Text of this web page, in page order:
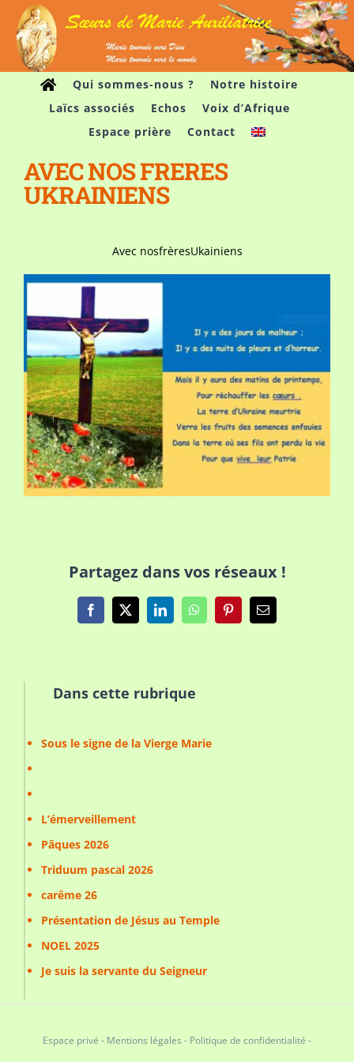
Passer
contenu
Qui sommes-nous ?
Notre histoire
Laïcs associés
Echos
Voix d’Afrique
Espace prière
Contact
AVEC NOS FRERES
UKRAINIENS
Avec nosfrèresUkainiens
Partagez dans vos réseaux !
Facebook
X LinkedInWhatsAppPinterestEmail
Dans cette rubrique
Sous le signe de la Vierge Marie
L’émerveillement
Pâques 2026
Triduum pascal 2026
carême 26
Présentation de Jésus au Temple
NOEL 2025
Je suis la servante du Seigneur
Espace privé - Mentions légales - Politique de confidentialité -